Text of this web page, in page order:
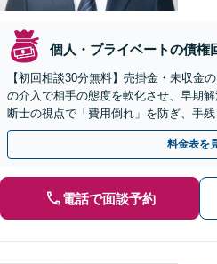
個人・プライベートの債権
【初回相談30分無料】売掛金・未収金
の介入で相手の態度を軟化させ、早期
断士の視点で「費用倒れ」を防ぎ、手
案。スポット依頼も歓迎、お気軽にご
料金表を
電話で面談予約